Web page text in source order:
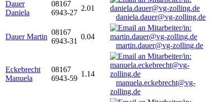
Dauer
Daniela
08167
6943-27
2.01
daniela.dauer@vg-zolling.de
Dauer Martin
08167
6943-31
0.04
martin.dauer@vg-zolling.de
Eckebrecht
Manuela
08167
6943-59
1.14
manuela.eckebrecht@vg-
zolling.de